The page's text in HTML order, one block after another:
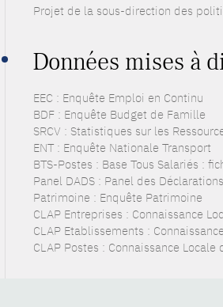
Projet de la sous-direction des
Données mises à
EEC : Enquête Emploi en Continu
BDF : Enquête Budget de Famille
SRCV : Statistiques sur les
ENT : Enquête Nationale Transport
BTS-Postes : Base Tous Salariés :
Panel DADS : Panel des
Patrimoine : Enquête Patrimoine
CLAP Entreprises : Connaissance
CLAP Etablissements :
CLAP Postes : Connaissance